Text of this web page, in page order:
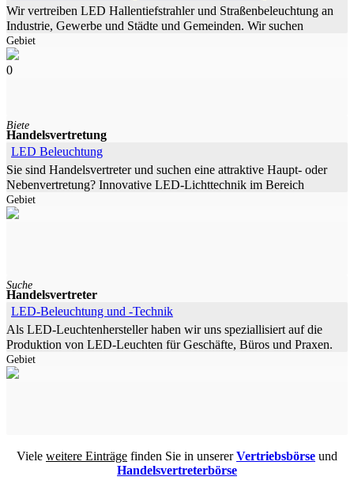
Wir vertreiben LED Hallentiefstrahler und Straßenbeleuchtung an
Industrie, Gewerbe und Städte und Gemeinden. Wir suchen
Unterstützung im Vertrieb, als Partnerschaft, Handelsvertreter oder
Gebiet
0
Biete
Handelsvertretung
LED Beleuchtung
Sie sind Handelsvertreter und suchen eine attraktive Haupt- oder
Nebenvertretung? Innovative LED-Lichttechnik im Bereich
Umrüstung für Firmenkunden Der LED-Lichttechnologie wird
eine
Gebiet
Suche
Handelsvertreter
LED-Beleuchtung und -Technik
Als LED-Leuchtenhersteller haben wir uns speziallisiert auf die
Produktion von LED-Leuchten für Geschäfte, Büros und Praxen.
Auch Leuchten für den privaten Hausbau wie LED-Einsätze als
Ersatz für
Gebiet
Viele weitere Einträge finden Sie in unsererVertriebsbörse und
Handelsvertreterbörse